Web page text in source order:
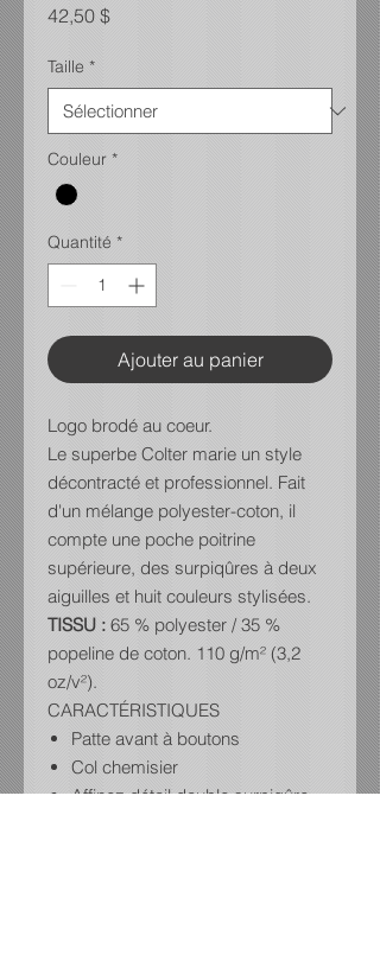
42,50 $Prix
Taille *
Couleur *
Quantité *
Ajouter au panier
Logo brodé au coeur.
Le superbe Colter marie un style
décontracté et professionnel. Fait
d'un mélange polyester-coton, il
compte une poche poitrine
supérieure, des surpiqûres à deux
aiguilles et huit couleurs stylisées.
TISSU : 65 % polyester / 35 %
popeline de coton. 110 g/m² (3,2
oz/v²).
CARACTÉRISTIQUES
Patte avant à boutons
Col chemisier
Affinez détail double surpiqûre